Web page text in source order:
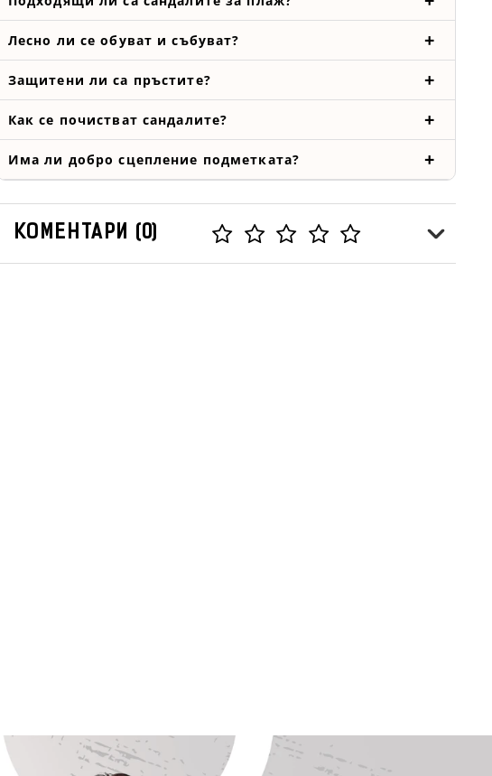
Лесно ли се обуват и събуват?
Защитени ли са пръстите?
Как се почистват сандалите?
Има ли добро сцепление подметката?
КОМЕНТАРИ (0)